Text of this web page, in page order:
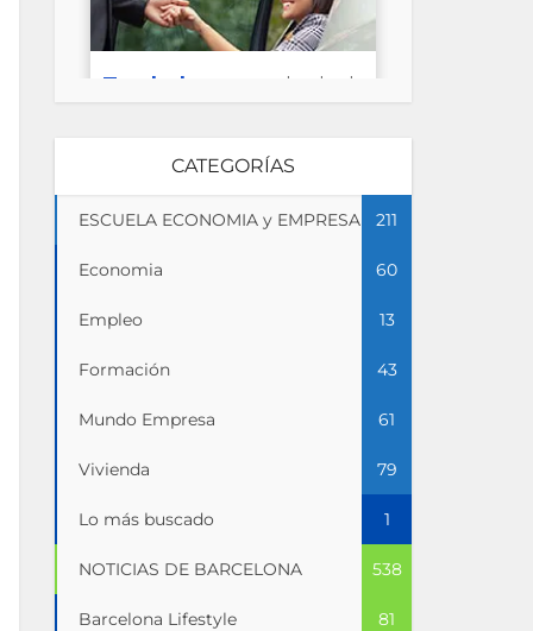
CATEGORÍAS
ESCUELA ECONOMIA y EMPRESA 211
Economia 60
Empleo 13
Formación 43
Mundo Empresa 61
Vivienda 79
Lo más buscado 1
NOTICIAS DE BARCELONA 538
Barcelona Lifestyle 81